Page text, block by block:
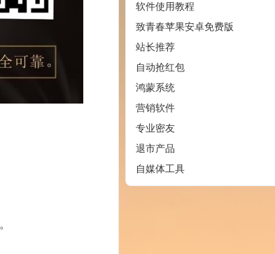
。
软件使用教程
致青春苹果安卓免费版
站长推荐
自动抢红包
鸿蒙系统
营销软件
专业密友
退市产品
自媒体工具